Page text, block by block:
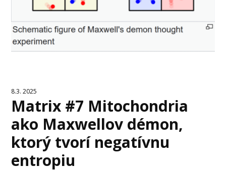
8.3. 2025
Matrix #7 Mitochondria
ako Maxwellov démon,
ktorý tvorí negatívnu
entropiu